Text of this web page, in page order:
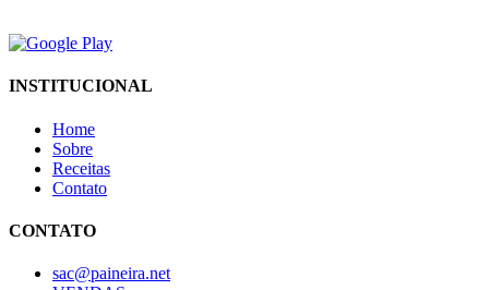
INSTITUCIONAL
Home
Sobre
Receitas
Contato
CONTATO
sac@paineira.net